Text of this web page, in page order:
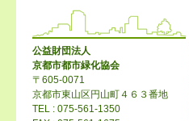
公益財団法人
京都市都市緑化協会
〒605-0071
京都市東山区円山町４６３番地
TEL : 075-561-1350